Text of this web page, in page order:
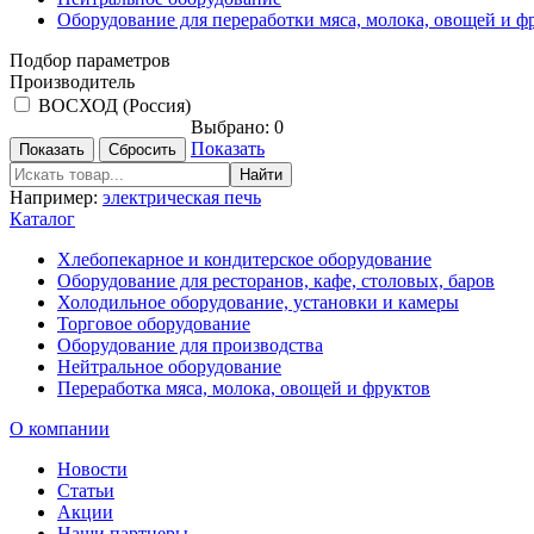
Оборудование для переработки мяса, молока, овощей и
Подбор параметров
Производитель
ВОСХОД (Россия)
Выбрано: 0
Показать
Например: электрическая печь
Каталог
Хлебопекарное и кондитерское оборудование
Оборудование для ресторанов, кафе, столовых, баров
Холодильное оборудование, установки и камеры
Торговое оборудование
Оборудование для производства
Нейтральное оборудование
Переработка мяса, молока, овощей и фруктов
О компании
Новости
Статьи
Акции